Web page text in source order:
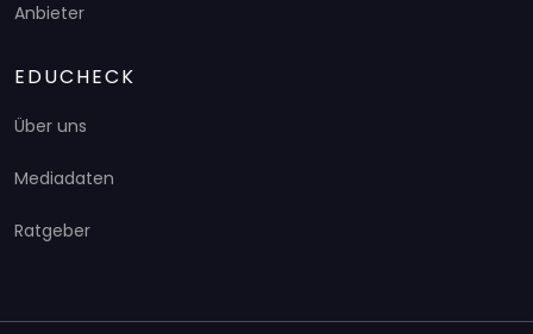
Anbieter
EDUCHECK
Über uns
Mediadaten
Ratgeber